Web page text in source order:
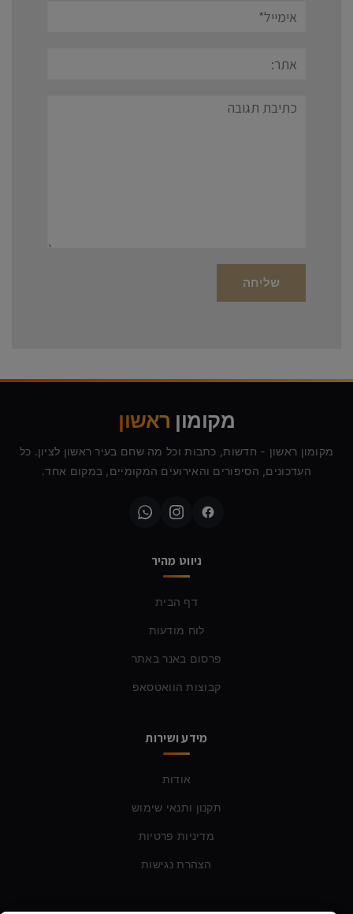
תגובה
מקומון ראשון
מקומון ראשון - חדשות, כתבות וכל מה שחם בעיר ראשון לציון. כל
העדכונים, הסיפורים והאירועים המקומיים, במקום אחד.
ניווט מהיר
דף הבית
לוח מודעות
פרסום באנר באתר
קבוצות הוואטסאפ
מידע ושירות
אודות
תקנון ותנאי שימוש
מדיניות פרטיות
הצהרת נגישות